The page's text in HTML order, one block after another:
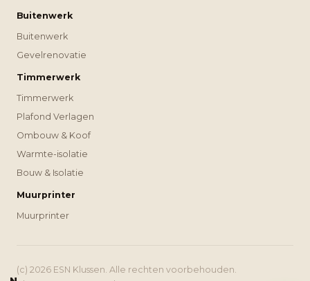
Buitenwerk
Buitenwerk
Gevelrenovatie
Timmerwerk
Timmerwerk
Plafond Verlagen
Ombouw & Koof
Warmte-isolatie
Bouw & Isolatie
Muurprinter
Muurprinter
(c) 2026 ESN Klussen. Alle rechten voorbehouden.